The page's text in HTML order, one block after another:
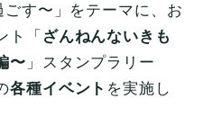
す〜」をテーマに、お
ト「 ざんねんないきも
〜 」スタンプラリー
各種イベント を実施し